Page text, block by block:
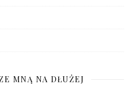
MNĄ NA DŁUŻEJ